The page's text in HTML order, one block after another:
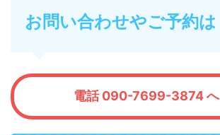
お問い合わせやご予約は
電話 090-7699-3874 へ